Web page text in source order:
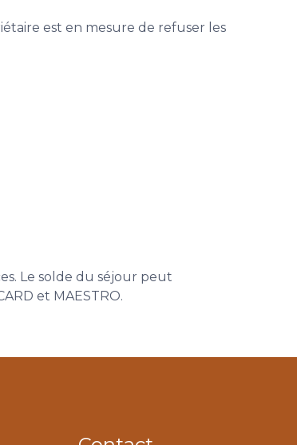
est en mesure de refuser les
Le solde du séjour peut
et MAESTRO.